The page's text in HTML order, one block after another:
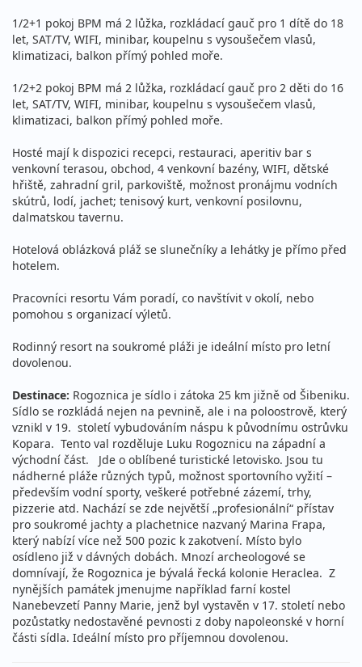
1/2+1 pokoj BPM má 2 lůžka, rozkládací gauč pro 1 dítě do 18
let, SAT/TV, WIFI, minibar, koupelnu s vysoušečem vlasů,
klimatizaci, balkon přímý pohled moře.
1/2+2 pokoj BPM má 2 lůžka, rozkládací gauč pro 2 děti do 16
let, SAT/TV, WIFI, minibar, koupelnu s vysoušečem vlasů,
klimatizaci, balkon přímý pohled moře.
Hosté mají k dispozici recepci, restauraci, aperitiv bar s
venkovní terasou, obchod, 4 venkovní bazény, WIFI, dětské
hřiště, zahradní gril, parkoviště, možnost pronájmu vodních
skútrů, lodí, jachet; tenisový kurt, venkovní posilovnu,
dalmatskou tavernu.
Hotelová oblázková pláž se slunečníky a lehátky je přímo před
hotelem.
Pracovníci resortu Vám poradí, co navštívit v okolí, nebo
pomohou s organizací výletů.
Rodinný resort na soukromé pláži je ideální místo pro letní
dovolenou.
Destinace: Rogoznica je sídlo i zátoka 25 km jižně od Šibeniku.
Sídlo se rozkládá nejen na pevnině, ale i na poloostrově, který
vznikl v 19. století vybudováním náspu k původnímu ostrůvku
Kopara. Tento val rozděluje Luku Rogoznicu na západní a
východní část. Jde o oblíbené turistické letovisko. Jsou tu
nádherné pláže různých typů, možnost sportovního vyžití –
především vodní sporty, veškeré potřebné zázemí, trhy,
pizzerie atd. Nachází se zde největší „profesionální“ přístav
pro soukromé jachty a plachetnice nazvaný Marina Frapa,
který nabízí více než 500 pozic k zakotvení. Místo bylo
osídleno již v dávných dobách. Mnozí archeologové se
domnívají, že Rogoznica je bývalá řecká kolonie Heraclea. Z
nynějších památek jmenujme například farní kostel
Nanebevzetí Panny Marie, jenž byl vystavěn v 17. století nebo
pozůstatky nedostavěné pevnosti z doby napoleonské v horní
části sídla. Ideální místo pro příjemnou dovolenou.